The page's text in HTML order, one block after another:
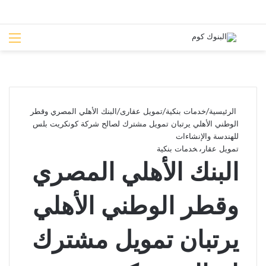
بحث عن
الرئيسية/خدمات بنكية/تمويل عقارى/البنك الأهلي المصري وقطر
الوطني الأهلي يرتبان تمويل مشترك لصالح شركة كونكريت بلس
للهندسة والإنشاءات
تمويل عقارى خدمات بنكية
البنك الأهلي المصري
وقطر الوطني الأهلي
يرتبان تمويل مشترك